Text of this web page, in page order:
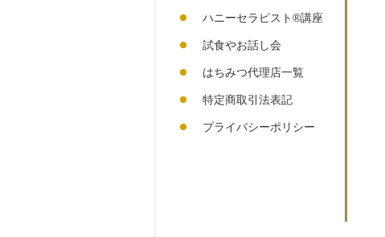
ハニーセラピスト®︎講座
試食やお話し会
はちみつ代理店一覧
特定商取引法表記
プライバシーポリシー